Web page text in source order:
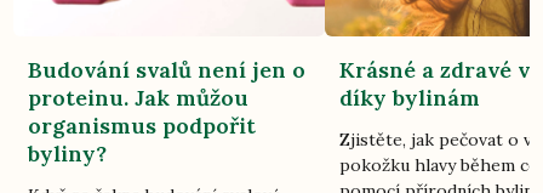
Budování svalů není jen o
proteinu. Jak můžou
organismus podpořit
byliny?
Krásné a zdravé
díky bylinám
Zjistěte, jak pečovat o
pokožku hlavy během